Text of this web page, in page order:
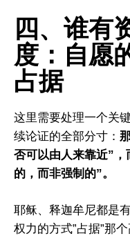
四、谁有
度：自愿
占据
这里需要处理一个关
续论证的全部分寸：
否可以由人来靠近”
的，而非强制的”。
耶稣、释迦牟尼都是
权力的方式”占据”那